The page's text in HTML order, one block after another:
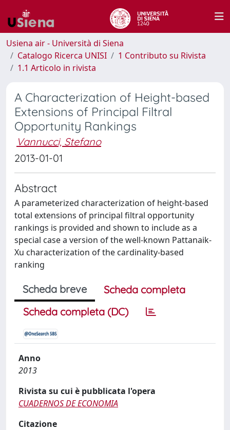
Usiena air - Università di Siena
Catalogo Ricerca UNISI
1 Contributo su Rivista
1.1 Articolo in rivista
A Characterization of Height-based
Extensions of Principal Filtral
Opportunity Rankings
Vannucci, Stefano
2013-01-01
Abstract
A parameterized characterization of height-based
total extensions of principal filtral opportunity
rankings is provided and shown to include as a
special case a version of the well-known Pattanaik-
Xu characterization of the cardinality-based
ranking
Scheda breve
Scheda completa
Scheda completa (DC)
Anno
2013
Rivista su cui è pubblicata l'opera
CUADERNOS DE ECONOMIA
Citazione